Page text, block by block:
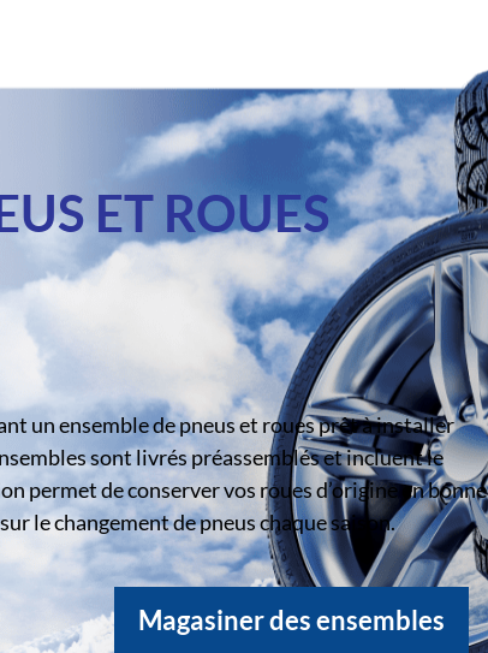
ET ROUES
un ensemble de pneus et roues prêt à installer
sont livrés préassemblés et incluent le
permet de conserver vos roues d’origine en bonne
le changement de pneus chaque saison.
Magasiner des ensembles